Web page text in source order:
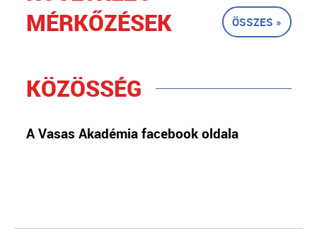
MÉRKŐZÉSEK
ÖSSZES »
KÖZÖSSÉG
A Vasas Akadémia facebook oldala